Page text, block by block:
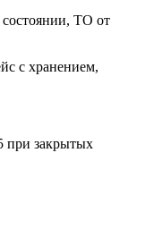
ТО от
с хранением,
при закрытых